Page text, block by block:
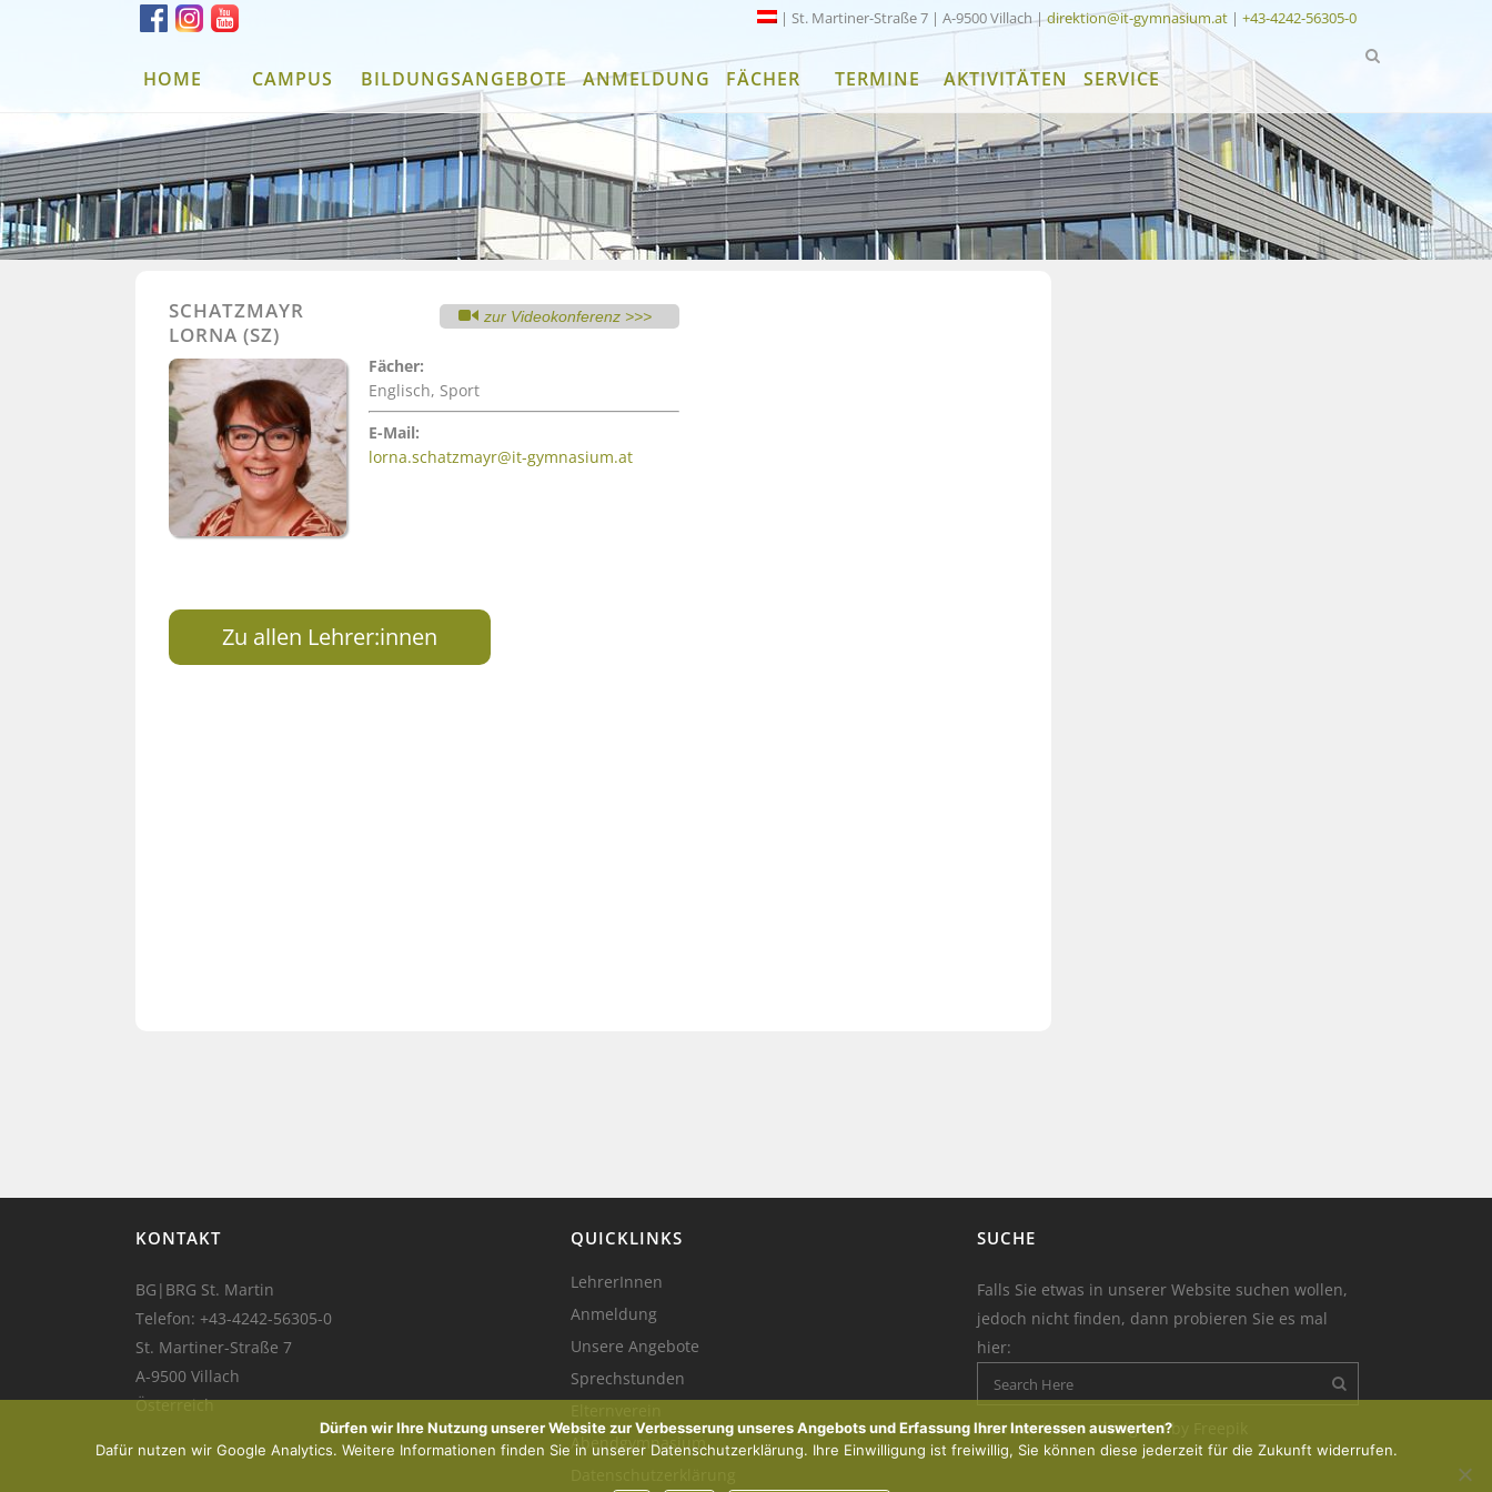
| St. Martiner-Straße 7 | A-9500 Villach |direktion@it-gymnasium.at | +43-4242-56305-0
HOME CAMPUS BILDUNGSANGEBOTE ANMELDUNG FÄCHER TERMINE AKTIVITÄTEN SERVICE
SCHATZMAYR
LORNA (SZ)
zur Videokonferenz >>>
Fächer:
Englisch, Sport
E-Mail:
lorna.schatzmayr@it-gymnasium.at
Zu allen Lehrer:innen
KONTAKT
BG|BRG St. Martin
Telefon: +43-4242-56305-0
St. Martiner-Straße 7
A-9500 Villach
Österreich
QUICKLINKS
LehrerInnen
Anmeldung
Unsere Angebote
Sprechstunden
Abendgymnasium
SUCHE
Falls Sie etwas in unserer Website suchen wollen,
jedoch nicht finden, dann probieren Sie es mal
hier:
Ikon der Kerze : designed by Freepik
Dürfen wir Ihre Nutzung unserer Website zur Verbesserung unseres Angebots und Erfassung Ihrer Interessen auswerten?
Dafür nutzen wir Google Analytics. Weitere Informationen finden Sie in unserer Datenschutzerklärung. Ihre Einwilligung ist freiwillig, Sie können diese jederzeit für die Zukunft widerrufen.